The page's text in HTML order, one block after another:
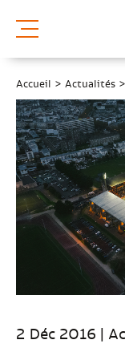
Accueil > Actualités >
2 Déc 2016 |